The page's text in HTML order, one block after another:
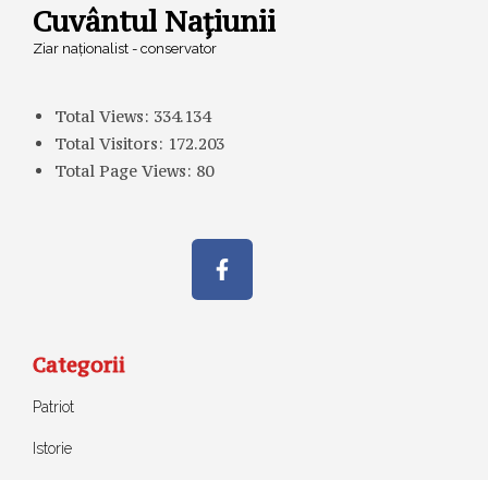
Cuvântul Națiunii
Ziar naționalist - conservator
Total Views: 334.134
Total Visitors: 172.203
Total Page Views: 80
Categorii
Patriot
Istorie